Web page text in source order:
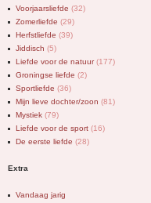
Voorjaarsliefde (32)
Zomerliefde (29)
Herfstliefde (39)
Jiddisch (5)
Liefde voor de natuur(177)
Groningse liefde (2)
Sportliefde (36)
Mijn lieve dochter/zoon (81)
Mystiek (79)
Liefde voor de sport (16)
De eerste liefde (28)
Extra
Vandaag jarig